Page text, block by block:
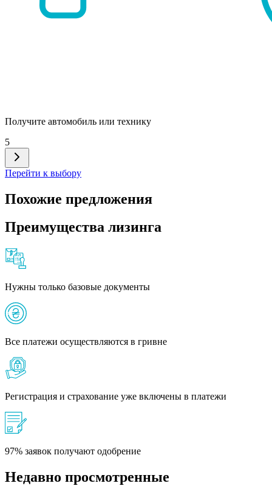
Получите автомобиль или технику
5
Перейти к выбору
Похожие предложения
Преимущества лизинга
Нужны только базовые документы
Все платежи осуществляются в гривне
Регистрация и страхование уже включены в платежи
97% заявок получают одобрение
Недавно просмотренные